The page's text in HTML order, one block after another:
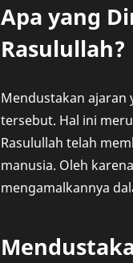
Apa yang
Rasulullah?
Mendustakan ajaran
tersebut. Hal ini
Rasulullah telah
manusia. Oleh
mengamalkannya